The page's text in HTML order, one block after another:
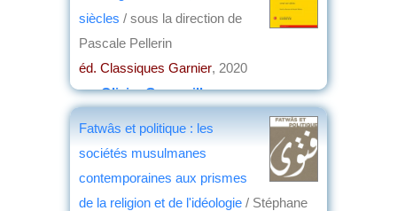
siècles / sous la direction de
Pascale Pellerin
éd. Classiques Garnier, 2020
parOlivier Grenouilleau
Fatwâs et politique : les
sociétés musulmanes
contemporaines aux prismes
de la religion et de l'idéologie / Stéphane